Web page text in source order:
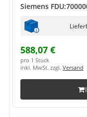
Siemens
588,07 €
pro 1 Stück
inkl. MwSt. zzgl. Versand